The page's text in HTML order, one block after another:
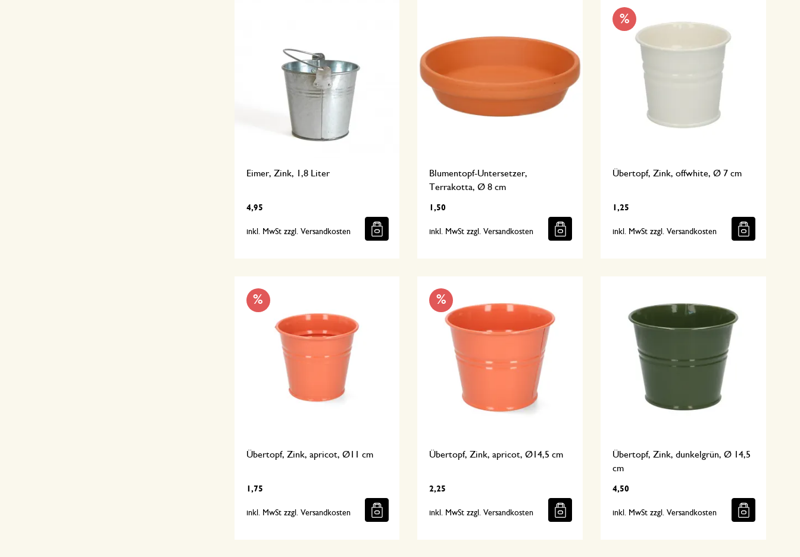
Eimer, Zink, 1,8 Liter
4,95
inkl. MwSt zzgl. Versandkosten
Blumentopf-Untersetzer,
Terrakotta, Ø 8 cm
1,50
inkl. MwSt zzgl. Versandkosten
%
Übertopf, Zink, offwhite, Ø 7 cm
1,25
inkl. MwSt zzgl. Versandkosten
%
Übertopf, Zink, apricot, Ø11 cm
1,75
inkl. MwSt zzgl. Versandkosten
%
Übertopf, Zink, apricot, Ø14,5 cm
2,25
inkl. MwSt zzgl. Versandkosten
Übertopf, Zink, dunkelgrün, Ø 14,5
cm
4,50
inkl. MwSt zzgl. Versandkosten